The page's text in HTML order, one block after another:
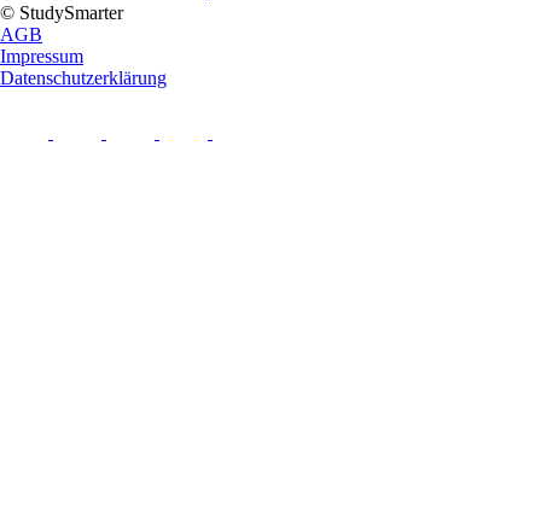
© StudySmarter
AGB
Impressum
Datenschutzerklärung